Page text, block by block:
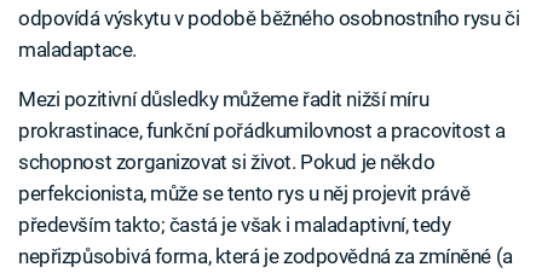
odpovídá výskytu v podobě běžného osobnostního rysu či
maladaptace.
Mezi pozitivní důsledky můžeme řadit nižší míru
prokrastinace, funkční pořádkumilovnost a pracovitost a
schopnost zorganizovat si život. Pokud je někdo
perfekcionista, může se tento rys u něj projevit právě
především takto; častá je však i maladaptivní, tedy
nepřizpůsobivá forma, která je zodpovědná za zmíněné (a